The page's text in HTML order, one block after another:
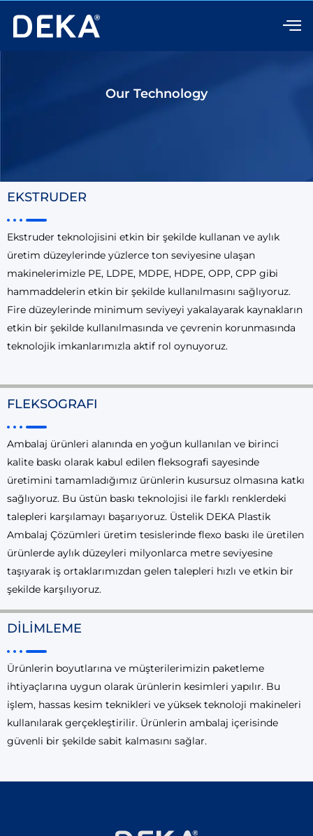
content
Our Technology
EKSTRUDER
Ekstruder teknolojisini etkin bir şekilde kullanan ve aylık
üretim düzeylerinde yüzlerce ton seviyesine ulaşan
makinelerimizle PE, LDPE, MDPE, HDPE, OPP, CPP gibi
hammaddelerin etkin bir şekilde kullanılmasını sağlıyoruz.
Fire düzeylerinde minimum seviyeyi yakalayarak kaynakların
etkin bir şekilde kullanılmasında ve çevrenin korunmasında
teknolojik imkanlarımızla aktif rol oynuyoruz.
FLEKSOGRAFI
Ambalaj ürünleri alanında en yoğun kullanılan ve birinci
kalite baskı olarak kabul edilen fleksografi sayesinde
üretimini tamamladığımız ürünlerin kusursuz olmasına katkı
sağlıyoruz. Bu üstün baskı teknolojisi ile farklı renklerdeki
talepleri karşılamayı başarıyoruz. Üstelik DEKA Plastik
Ambalaj Çözümleri üretim tesislerinde flexo baskı ile üretilen
ürünlerde aylık düzeyleri milyonlarca metre seviyesine
taşıyarak iş ortaklarımızdan gelen talepleri hızlı ve etkin bir
şekilde karşılıyoruz.
DİLİMLEME
Ürünlerin boyutlarına ve müşterilerimizin paketleme
ihtiyaçlarına uygun olarak ürünlerin kesimleri yapılır. Bu
işlem, hassas kesim teknikleri ve yüksek teknoloji makineleri
kullanılarak gerçekleştirilir. Ürünlerin ambalaj içerisinde
güvenli bir şekilde sabit kalmasını sağlar.